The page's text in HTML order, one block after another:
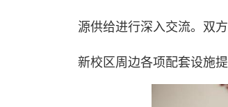
源供给进行深入交流。双
新校区周边各项配套设施提